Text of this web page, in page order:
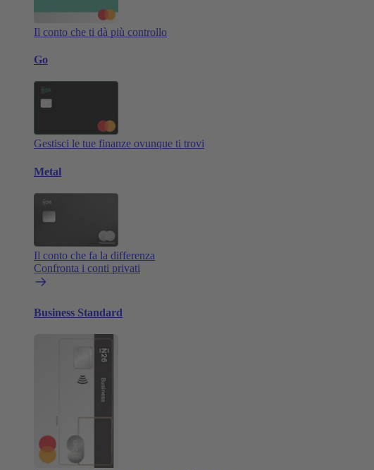
Il conto che ti dà più controllo
Go
Gestisci le tue finanze ovunque ti trovi
Metal
Il conto che fa la differenza
Confronta i conti privati
Business Standard